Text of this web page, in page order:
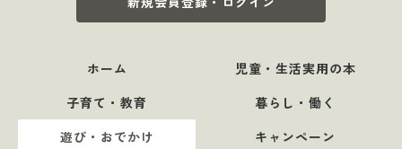
ホーム
児童・生活実用の本
子育て・教育
暮らし・働く
遊び・おでかけ
キャンペーン